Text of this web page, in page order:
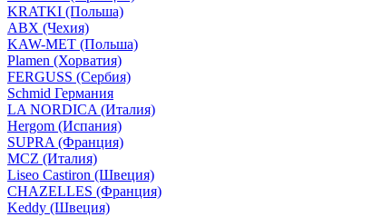
KRATKI (Польша)
ABX (Чехия)
KAW-MET (Польша)
Plamen (Хорватия)
FERGUSS (Сербия)
Schmid Германия
LA NORDICA (Италия)
Hergom (Испания)
SUPRA (Франция)
MCZ (Италия)
Liseo Castiron (Швеция)
CHAZELLES (Франция)
Keddy (Швеция)